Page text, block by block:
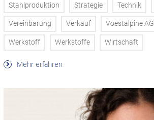
Stahlproduktion Strategie Technik
Vereinbarung Verkauf Voestalpine AG
Werkstoff Werkstoffe Wirtschaft
Mehr erfahren